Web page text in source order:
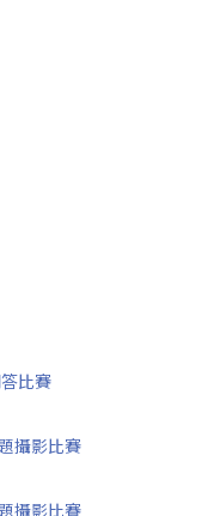
比賽
攝影比賽
攝影比賽